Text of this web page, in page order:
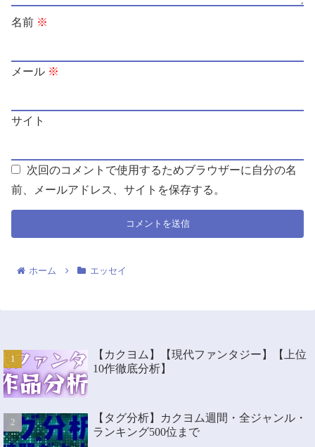
名前 ※
メール ※
サイト
次回のコメントで使用するためブラウザーに自分の名
前、メールアドレス、サイトを保存する。
ホーム エッセイ
【カクヨム】【現代ファンタジー】【上位
10作徹底分析】
【タグ分析】カクヨム週間・全ジャンル・
ランキング500位まで